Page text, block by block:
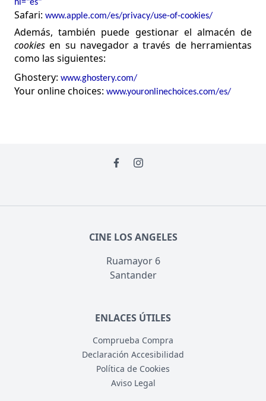
hl="es"
Safari: www.apple.com/es/privacy/use-of-cookies/
Además, también puede gestionar el almacén de
cookies en su navegador a través de herramientas
como las siguientes:
Ghostery: www.ghostery.com/
Youronlinechoices: www.youronlinechoices.com/es/
CINE LOS ANGELES
Ruamayor 6
Santander
ENLACES ÚTILES
Comprueba Compra
Declaración Accesibilidad
Política de Cookies
Aviso Legal